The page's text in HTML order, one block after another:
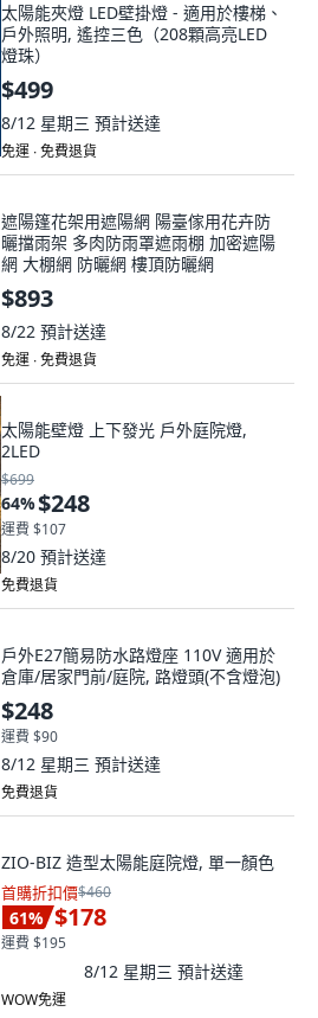
太陽能夾燈 LED壁掛燈 - 適用於樓梯、
戶外照明, 遙控三色（208顆高亮LED
燈珠）
$499
8/12 星期三 預計送達
免運 ∙ 免費退貨
遮陽篷花架用遮陽網 陽臺傢用花卉防
曬擋雨架 多肉防雨罩遮雨棚 加密遮陽
網 大棚網 防曬網 樓頂防曬網
$893
8/22 預計送達
免運 ∙ 免費退貨
太陽能壁燈 上下發光 戶外庭院燈,
2LED
$699
64%$248
運費 $107
8/20 預計送達
免費退貨
戶外E27簡易防水路燈座 110V 適用於
倉庫/居家門前/庭院, 路燈頭(不含燈泡)
$248
運費 $90
8/12 星期三 預計送達
免費退貨
ZIO-BIZ 造型太陽能庭院燈, 單一顏色
首購折扣價$460
61% $178
運費 $195
8/12 星期三 預計送達
WOW免運